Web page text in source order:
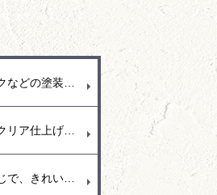
コンクリートブロックなどの塗装もよくしますが、塗り替えの場合でブロック花壇の塗装があります。ブロック塀の花壇は見える部分の外側を塗装しますが、花壇なので雨も入るし水撒きもします。常に濡れている状態が続くので中から水分が蒸発しようと外側に水分が出てきて塗装の面を押し上げて剝がれるという事もよくありました。花壇の塗装をする時には水分を通過できる塗料（透湿性）を使用するなど剥がれにくい塗料をお勧めします。
サイデイング外壁のクリア仕上げは模様面に釘が撃ち込まれていることもあり、その釘頭が壁色にタッチアップされて変色しているので、その部分は予め補修して埋めておくかクリア仕上げした後に補修するか悩みますが、実際には最終的に透明を塗ると外壁の色も少し濃くなるなど変化するので先に色を調合してタッチアップ塗りをするのは難しいのではと思います。
コーキング目地も同じで、きれいな状態になるように仕上げています。きれいな表面に仕上げるにはコーキングの癖「コーキングを出してからどのくらいで表面が乾いてくるのか？コーキング打設後に目地のマスキングテープはどのタイミングで取ったらいいのか。全ては早め早めに処理することが大事でコーキングをコントロールするには相当難しいのですが、今までの経験を生かしてどの季節でもきれいに仕上がるように調整して作業しています。